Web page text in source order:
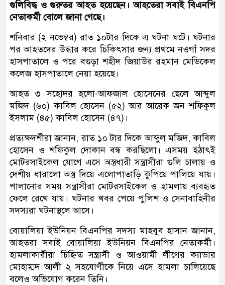
গুলিবিদ্ধ ও গুরুতর আহত হয়েছেন। আহতেরা সবাই বিএনপি
নেতাকর্মী বোলে জানা গেছে।
শনিবার (২ নভেম্বর) রাত ১০টার দিকে এ ঘটনা ঘটে। ঘটনার
পর আহতদের উদ্ধার করে চিকিৎসার জন্য প্রথমে নওগাঁ সদর
হাসপাতালে ও পরে বগুড়া শহীদ জিয়াউর রহমান মেডিকেল
কলেজ হাসপাতালে নেয়া হয়েছে।
আহত ৩ সহোদর হলো-আফজাল হোসেনের ছেলে আব্দুল
মজিদ (৬০) কাবিল হোসেন (৫২) আর আরেক জন শফিকুল
ইসলাম (৪৫) কাবিল হোসেন (৪৭)।
প্রত্যক্ষদর্শীরা জানান, রাত ১০ টার দিকে আব্দুল মজিদ, কাবিল
হোসেন ও শফিকুল দোকান বন্ধ করছিলো। এসময় হঠাৎই
মোটরসাইকেল যোগে এসে অস্ত্রধারী সন্ত্রাসীরা গুলি চালায় ও
দেশীয় ধারালো অস্ত্র দিয়ে এলোপাতাড়ি কুপিয়ে পালিয়ে যায়।
পালানোর সময় সন্ত্রাসীরা মোটরসাইকেল ও হামলায় ব্যবহৃত
ফেলে রেখে যায়। ঘটনার খবর পেয়ে পুলিশ ও সেনাবাহিনীর
সদস্যরা ঘটনাস্থলে আসে।
বোয়ালিয়া ইউনিয়ন বিএনপির সদস্য মাহবুব হাসান জানান,
আহতরা সবাই বোয়ালিয়া ইউনিয়ন বিএনপির নেতাকর্মী।
হামলাকারীরা চিহ্নিত সন্ত্রাসী ও আওয়ামী লীগের ক্যাডার
মোহাম্মদ আলী ২ সহযোগীকে নিয়ে এসে হামলা চালিয়েছে
বলেও অভিযোগ করেন তিনি।